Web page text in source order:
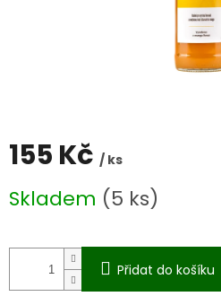
155 Kč / ks
cena:
Skladem (5 ks)
Přidat do košíku